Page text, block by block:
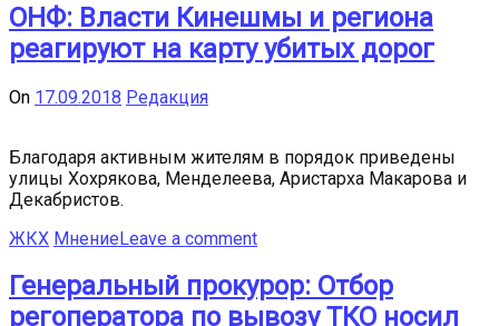
ОНФ: Власти Кинешмы и региона
реагируют на карту убитых дорог
On 17.09.2018 Редакция
Благодаря активным жителям в порядок приведены
улицы Хохрякова, Менделеева, Аристарха Макарова и
Декабристов.
ЖКХ МнениеLeave a comment
Генеральный прокурор: Отбор
регоператора по вывозу ТКО носил